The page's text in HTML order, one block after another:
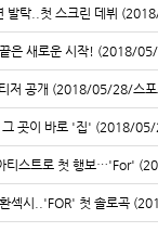
발탁..첫 스크린 데뷔
끝은 새로운 시작! (2018/
저 공개 (2018/05/28/스
그 곳이 바로 '집' (2018/
티스트로 첫 행보…'For'
섹시..'FOR' 첫 솔로곡